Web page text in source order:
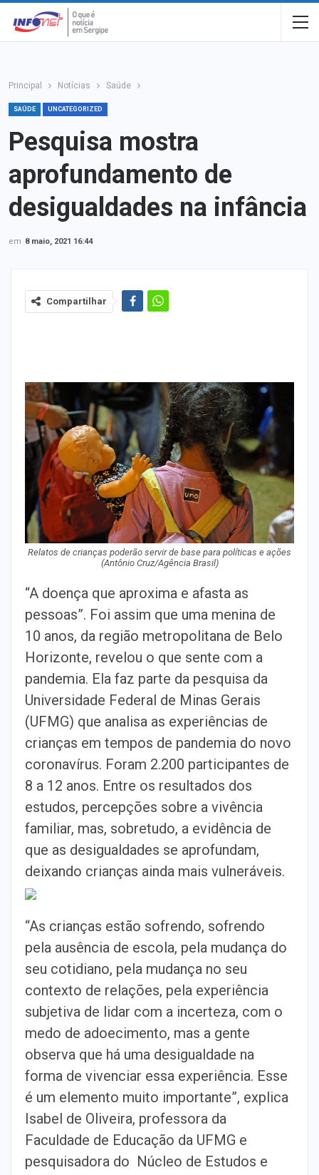
Principal Notícias Saúde
SAÚDE UNCATEGORIZED
Pesquisa mostra
aprofundamento de
desigualdades na infância
em 8 maio, 2021 16:44
Compartilhar
Relatos de crianças poderão servir de base para políticas e ações
(Antônio Cruz/Agência Brasil)
“A doença que aproxima e afasta as
pessoas”. Foi assim que uma menina de
10 anos, da região metropolitana de Belo
Horizonte, revelou o que sente com a
pandemia. Ela faz parte da pesquisa da
Universidade Federal de Minas Gerais
(UFMG) que analisa as experiências de
crianças em tempos de pandemia do novo
coronavírus. Foram 2.200 participantes de
8 a 12 anos. Entre os resultados dos
estudos, percepções sobre a vivência
familiar, mas, sobretudo, a evidência de
que as desigualdades se aprofundam,
deixando crianças ainda mais vulneráveis.
“As crianças estão sofrendo, sofrendo
pela ausência de escola, pela mudança do
seu cotidiano, pela mudança no seu
contexto de relações, pela experiência
subjetiva de lidar com a incerteza, com o
medo de adoecimento, mas a gente
observa que há uma desigualdade na
forma de vivenciar essa experiência. Esse
é um elemento muito importante”, explica
Isabel de Oliveira, professora da
Faculdade de Educação da UFMG e
pesquisadora do Núcleo de Estudos e